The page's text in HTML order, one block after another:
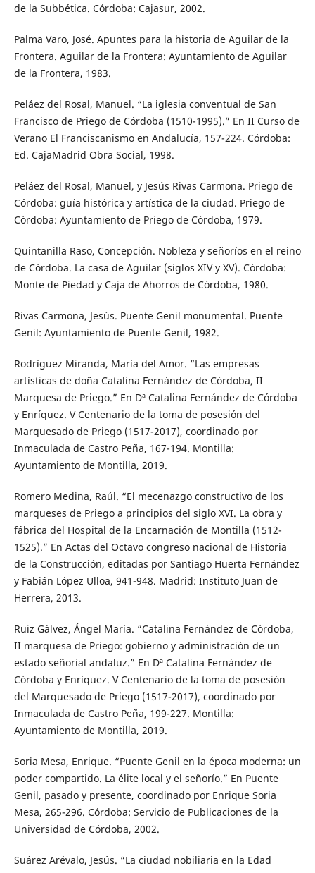
de la Subbética. Córdoba: Cajasur, 2002.
Palma Varo, José. Apuntes para la historia de Aguilar de la
Frontera. Aguilar de la Frontera: Ayuntamiento de Aguilar
de la Frontera, 1983.
Peláez del Rosal, Manuel. “La iglesia conventual de San
Francisco de Priego de Córdoba (1510-1995).” En II Curso de
Verano El Franciscanismo en Andalucía, 157-224. Córdoba:
Ed. CajaMadrid Obra Social, 1998.
Peláez del Rosal, Manuel, y Jesús Rivas Carmona. Priego de
Córdoba: guía histórica y artística de la ciudad. Priego de
Córdoba: Ayuntamiento de Priego de Córdoba, 1979.
Quintanilla Raso, Concepción. Nobleza y señoríos en el reino
de Córdoba. La casa de Aguilar (siglos XIV y XV). Córdoba:
Monte de Piedad y Caja de Ahorros de Córdoba, 1980.
Rivas Carmona, Jesús. Puente Genil monumental. Puente
Genil: Ayuntamiento de Puente Genil, 1982.
Rodríguez Miranda, María del Amor. “Las empresas
artísticas de doña Catalina Fernández de Córdoba, II
Marquesa de Priego.” En Dª Catalina Fernández de Córdoba
y Enríquez. V Centenario de la toma de posesión del
Marquesado de Priego (1517-2017), coordinado por
Inmaculada de Castro Peña, 167-194. Montilla:
Ayuntamiento de Montilla, 2019.
Romero Medina, Raúl. “El mecenazgo constructivo de los
marqueses de Priego a principios del siglo XVI. La obra y
fábrica del Hospital de la Encarnación de Montilla (1512-
1525).” En Actas del Octavo congreso nacional de Historia
de la Construcción, editadas por Santiago Huerta Fernández
y Fabián López Ulloa, 941-948. Madrid: Instituto Juan de
Herrera, 2013.
Ruiz Gálvez, Ángel María. “Catalina Fernández de Córdoba,
II marquesa de Priego: gobierno y administración de un
estado señorial andaluz.” En Dª Catalina Fernández de
Córdoba y Enríquez. V Centenario de la toma de posesión
del Marquesado de Priego (1517-2017), coordinado por
Inmaculada de Castro Peña, 199-227. Montilla:
Ayuntamiento de Montilla, 2019.
Soria Mesa, Enrique. “Puente Genil en la época moderna: un
poder compartido. La élite local y el señorío.” En Puente
Genil, pasado y presente, coordinado por Enrique Soria
Mesa, 265-296. Córdoba: Servicio de Publicaciones de la
Universidad de Córdoba, 2002.
Suárez Arévalo, Jesús. “La ciudad nobiliaria en la Edad